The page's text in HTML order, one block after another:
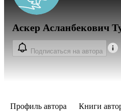
Аскер Асланбекович
Подписаться на автора
Профиль автора Книги